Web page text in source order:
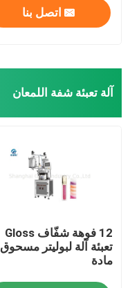
اتصل بنا
آلة تعبئة شفة اللمعان
12 فوهة شفّاف Gloss
تعبئة آلة لبوليتر مسحوق
مادة